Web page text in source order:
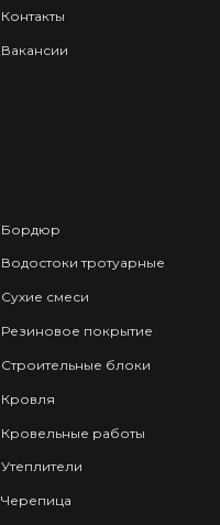
Контакты
Вакансии
Бордюр
Водостоки тротуарные
Сухие смеси
Резиновое покрытие
Строительные блоки
Кровля
Кровельные работы
Утеплители
Черепица